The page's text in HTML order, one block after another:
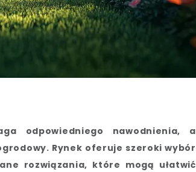
odpowiedniego nawodnienia, a
Rynek oferuje szeroki wybór
rozwiązania, które mogą ułatwić